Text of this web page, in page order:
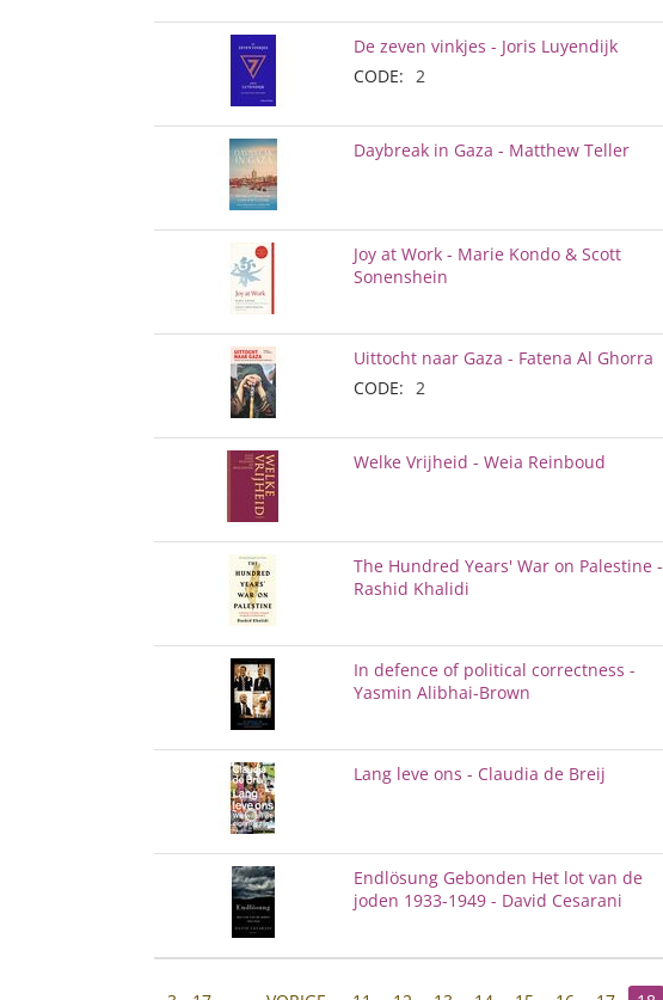
De zeven vinkjes - Joris Luyendijk
CODE: 2
Daybreak in Gaza - Matthew Teller
Joy at Work - Marie Kondo & Scott
Sonenshein
Uittocht naar Gaza - Fatena Al Ghorra
CODE: 2
Welke Vrijheid - Weia Reinboud
The Hundred Years' War on Palestine -
Rashid Khalidi
In defence of political correctness -
Yasmin Alibhai-Brown
Lang leve ons - Claudia de Breij
Endlösung Gebonden Het lot van de
joden 1933-1949 - David Cesarani